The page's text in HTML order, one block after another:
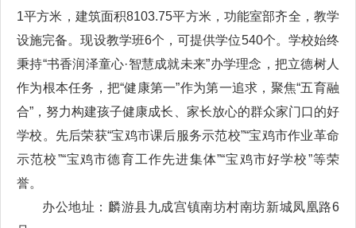
1平方米，建筑面积8103.75平方米，功能室部齐全，教学
设施完备。现设教学班6个，可提供学位540个。学校始终
秉持“书香润泽童心·智慧成就未来”办学理念，把立德树人
作为根本任务，把“健康第一”作为第一追求，聚焦“五育融
合”，努力构建孩子健康成长、家长放心的群众家门口的好
学校。先后荣获“宝鸡市课后服务示范校”“宝鸡市作业革命
示范校”“宝鸡市德育工作先进集体”“宝鸡市好学校”等荣
誉。
办公地址：麟游县九成宫镇南坊村南坊新城凤凰路6